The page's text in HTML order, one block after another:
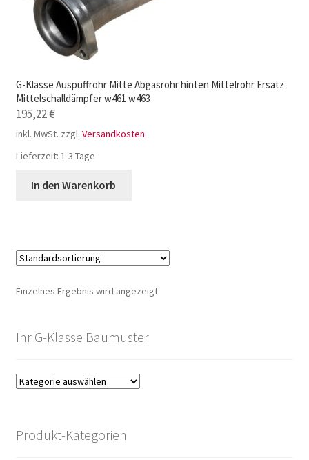
G-Klasse Auspuffrohr Mitte Abgasrohr hinten Mittelrohr Ersatz
Mittelschalldämpfer w461 w463
195,22€
inkl. MwSt. zzgl. Versandkosten
Lieferzeit: 1-3 Tage
In den Warenkorb
Einzelnes Ergebnis wird angezeigt
Ihr G-Klasse Baumuster
Produkt-Kategorien